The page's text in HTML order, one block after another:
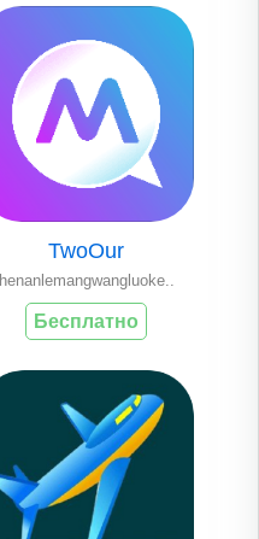
TwoOur
henanlemangwangluoke..
Бесплатно